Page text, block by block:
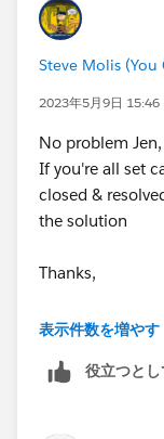
Steve Molis (You
2023年5月9日 15:46
No problem Jen,
If you're all set
closed &
the solution
Thanks,
SteveMo
表示件数を増やす
役立つとし